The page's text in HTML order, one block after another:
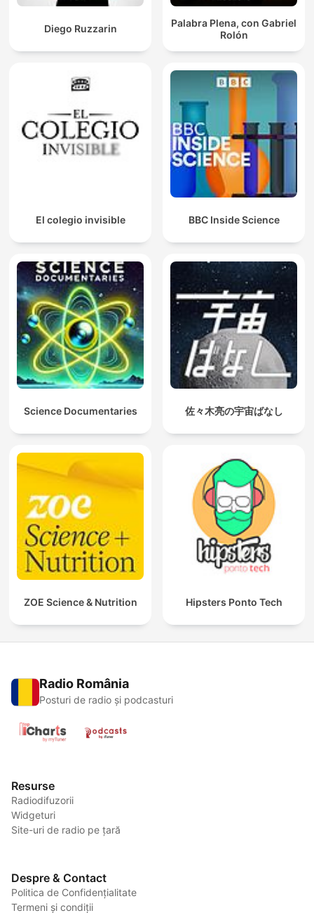
Diego Ruzzarin
Palabra Plena, con Gabriel
Rolón
El colegio invisible BBC Inside Science
Science Documentaries 佐々木亮の宇宙ばなし
ZOE Science & Nutrition Hipsters Ponto Tech
Radio România
Posturi de radio și podcasturi
Resurse
Radiodifuzorii
Widgeturi
Site-uri de radio pe țară
Despre & Contact
Politica de Confidențialitate
Termeni și condiții